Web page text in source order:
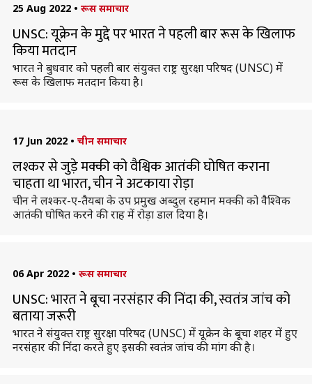
25 Aug 2022 • रूस समाचार
UNSC: यूक्रेन के मुद्दे पर भारत ने पहली बार रूस के खिलाफ
किया मतदान
भारत ने बुधवार को पहली बार संयुक्त राष्ट्र सुरक्षा परिषद (UNSC) में
रूस के खिलाफ मतदान किया है।
17 Jun 2022 • चीन समाचार
लश्कर से जुड़े मक्की को वैश्विक आतंकी घोषित कराना
चाहता था भारत, चीन ने अटकाया रोड़ा
चीन ने लश्कर-ए-तैयबा के उप प्रमुख अब्दुल रहमान मक्की को वैश्विक
आतंकी घोषित करने की राह में रोड़ा डाल दिया है।
06 Apr 2022 • रूस समाचार
UNSC: भारत ने बूचा नरसंहार की निंदा की, स्वतंत्र जांच को
बताया जरूरी
भारत ने संयुक्त राष्ट्र सुरक्षा परिषद (UNSC) में यूक्रेन के बूचा शहर में हुए
नरसंहार की निंदा करते हुए इसकी स्वतंत्र जांच की मांग की है।